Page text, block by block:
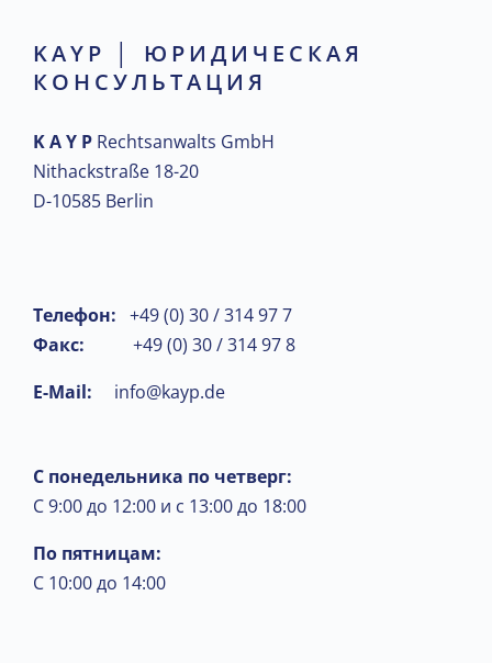
KAYP │ ЮРИДИЧЕСКАЯ
КОНСУЛЬТАЦИЯ
K A Y P Rechtsanwalts GmbH
Nithackstraße 18-20
D-10585 Berlin
Телефон: +49 (0) 30 / 314 97 7
Факс: +49 (0) 30 / 314 97 8
E-Mail:
info@kayp.de
С понедельника по четверг:
С 9:00 до 12:00 и с 13:00 до 18:00
По пятницам:
С 10:00 до 14:00